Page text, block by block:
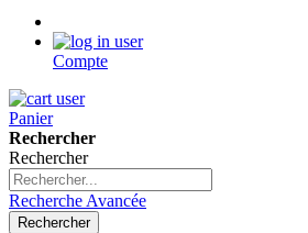
Compte
Panier
Rechercher
Rechercher
Recherche Avancée
Rechercher